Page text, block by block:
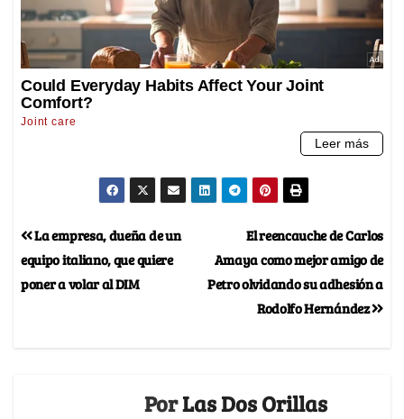
El reencauche de Carlos
Amaya como mejor amigo de
Petro olvidando su adhesión a
Rodolfo Hernández
La empresa, dueña de un
equipo italiano, que quiere
poner a volar al DIM
PorLas Dos Orillas